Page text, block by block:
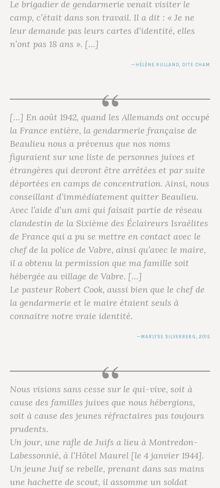
Le brigadier de gendarmerie venait visiter le
camp, c’était dans son travail. Il a dit : « Je ne
leur demande pas leurs cartes d’identité, elles
n’ont pas 18 ans ». […]
HÉLÈNE RULLAND , DITE CHAM
[…] En août 1942, quand les Allemands ont occupé
la France entière, la gendarmerie française de
Beaulieu nous a prévenus que nos noms
figuraient sur une liste de personnes juives et
étrangères qui devront être arrêtées et par suite
déportées en camps de concentration. Ainsi, nous
conseillant d’immédiatement quitter Beaulieu.
Avec l’aide d’un ami qui faisait partie de réseau
clandestin de la Sixième des Éclaireurs Israélites
de France qui a pu se mettre en contact avec le
chef de la police de Vabre, ainsi qu’avec le maire,
il a obtenu la permission que ma famille soit
hébergée au village de Vabre. […]
Le pasteur Robert Cook, aussi bien que le chef de
la gendarmerie et le maire étaient seuls à
connaitre notre vraie identité.
MARLYSE SILVERBERG , 2015
Nous visions sans cesse sur le qui-vive, soit à
cause des familles juives que nous hébergions,
soit à cause des jeunes réfractaires pas toujours
prudents.
Un jour, une rafle de Juifs a lieu à Montredon-
Labessonnié, à l’Hôtel Maurel [le 4 janvier 1944].
Un jeune Juif se rebelle, prenant dans sas mains
une hachette de scout, il assomme un soldat